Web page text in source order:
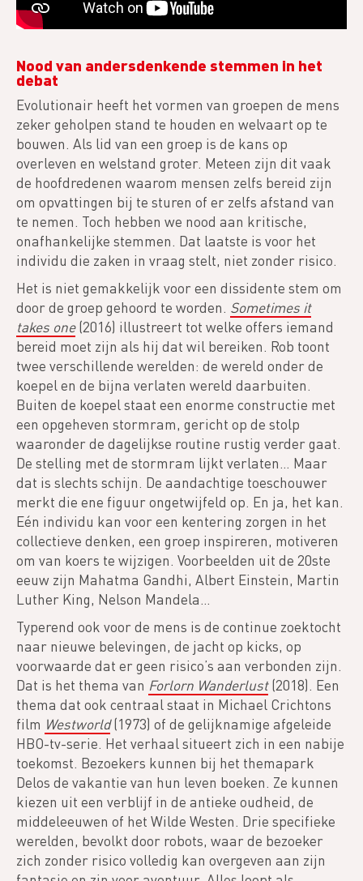
Nood van andersdenkende stemmen in het
debat
Evolutionair heeft het vormen van groepen de mens
zeker geholpen stand te houden en welvaart op te
bouwen. Als lid van een groep is de kans op
overleven en welstand groter. Meteen zijn dit vaak
de hoofdredenen waarom mensen zelfs bereid zijn
om opvattingen bij te sturen of er zelfs afstand van
te nemen. Toch hebben we nood aan kritische,
onafhankelijke stemmen. Dat laatste is voor het
individu die zaken in vraag stelt, niet zonder risico.
Het is niet gemakkelijk voor een dissidente stem om
door de groep gehoord te worden. Sometimes it
takes one(2016) illustreert tot welke offers iemand
bereid moet zijn als hij dat wil bereiken. Rob toont
twee verschillende werelden: de wereld onder de
koepel en de bijna verlaten wereld daarbuiten.
Buiten de koepel staat een enorme constructie met
een opgeheven stormram, gericht op de stolp
waaronder de dagelijkse routine rustig verder gaat.
De stelling met de stormram lijkt verlaten… Maar
dat is slechts schijn. De aandachtige toeschouwer
merkt die ene figuur ongetwijfeld op. En ja, het kan.
Eén individu kan voor een kentering zorgen in het
collectieve denken, een groep inspireren, motiveren
om van koers te wijzigen. Voorbeelden uit de 20ste
eeuw zijn Mahatma Gandhi, Albert Einstein, Martin
Luther King, Nelson Mandela…
Typerend ook voor de mens is de continue zoektocht
naar nieuwe belevingen, de jacht op kicks, op
voorwaarde dat er geen risico’s aan verbonden zijn.
Dat is het thema van Forlorn Wanderlust(2018). Een
thema dat ook centraal staat in Michael Crichtons
film Westworld(1973) of de gelijknamige afgeleide
HBO-tv-serie. Het verhaal situeert zich in een nabije
toekomst. Bezoekers kunnen bij het themapark
Delos de vakantie van hun leven boeken. Ze kunnen
kiezen uit een verblijf in de antieke oudheid, de
middeleeuwen of het Wilde Westen. Drie specifieke
werelden, bevolkt door robots, waar de bezoeker
zich zonder risico volledig kan overgeven aan zijn